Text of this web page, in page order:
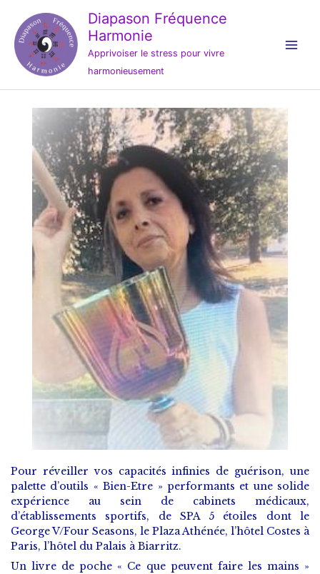
contenu
Diapason Fréquence
Harmonie
Apprivoiser le stress pour vivre
harmonieusement
Pour réveiller vos capacités infinies de guérison, une
palette d’outils « Bien-Etre » performants et une solide
expérience au sein de cabinets médicaux,
d’établissements sportifs, de SPA 5 étoiles dont le
George V/Four Seasons, le Plaza Athénée, l’hôtel Costes à
Paris, l’hôtel du Palais à Biarritz.
Un livre de poche « Ce que peuvent faire les mains »